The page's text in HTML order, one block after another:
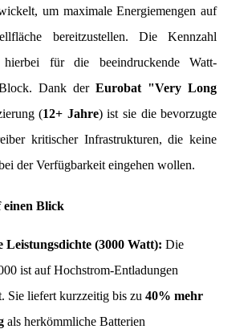
um maximale Energiemengen auf
bereitzustellen. Die Kennzahl
für die beeindruckende Watt-
Dank der Eurobat "Very Long
(12+ Jahre) ist sie die bevorzugte
kritischer Infrastrukturen, die keine
der Verfügbarkeit eingehen wollen.
einen Blick
Leistungsdichte (3000 Watt): Die
ist auf Hochstrom-Entladungen
Sie liefert kurzzeitig bis zu 40% mehr
als herkömmliche Batterien